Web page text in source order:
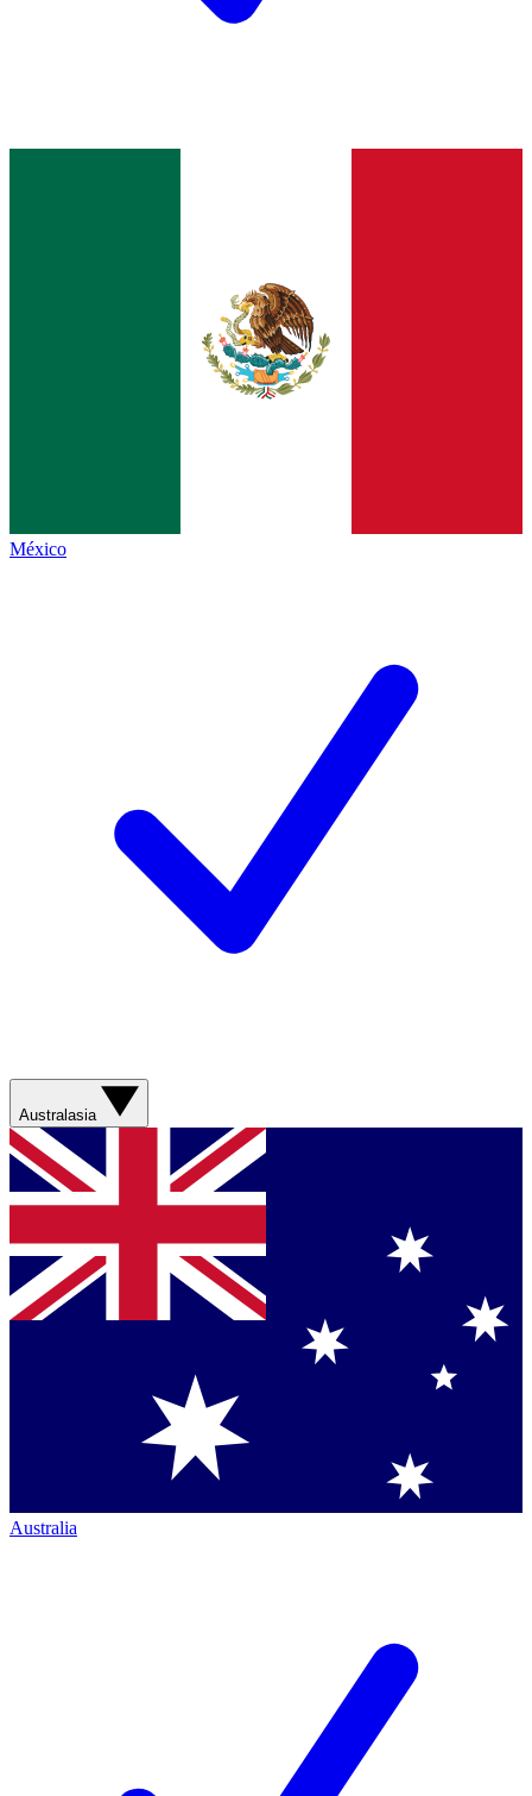
México
Australasia
Australia